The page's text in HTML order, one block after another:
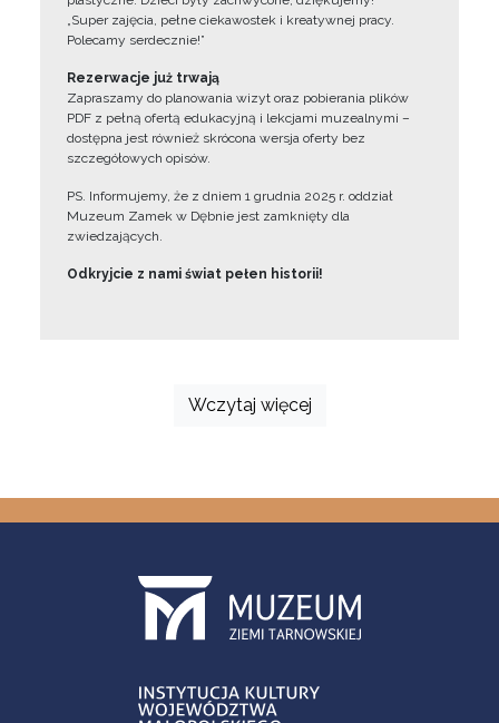
„Super zajęcia, pełne ciekawostek i kreatywnej pracy.
Polecamy serdecznie!”
Rezerwacje już trwają
Zapraszamy do planowania wizyt oraz pobierania plików
PDF z pełną ofertą edukacyjną i lekcjami muzealnymi –
dostępna jest również skrócona wersja oferty bez
szczegółowych opisów.
PS. Informujemy, że z dniem 1 grudnia 2025 r. oddział
Muzeum Zamek w Dębnie jest zamknięty dla
zwiedzających.
Odkryjcie z nami świat pełen historii!
Wczytaj więcej